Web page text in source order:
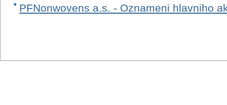
PFNonwovens a.s. - Oznameni hlavniho